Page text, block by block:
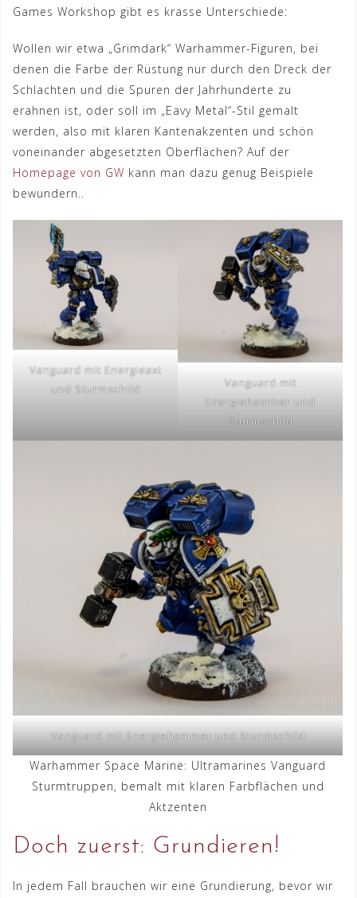
Games Workshop gibt es krasse Unterschiede:
Wollen wir etwa „Grimdark“ Warhammer-Figuren, bei
denen die Farbe der Rüstung nur durch den Dreck der
Schlachten und die Spuren der Jahrhunderte zu
erahnen ist, oder soll im „Eavy Metal“-Stil gemalt
werden, also mit klaren Kantenakzenten und schön
voneinander abgesetzten Oberflächen? Auf der
Homepage von GW kann man dazu genug Beispiele
bewundern..
Vanguard mit Energieaxt
und Sturmschild
Vanguard mit
Energiehammer und
Sturmschild
Vanguard mit Energiehammer und Sturmschild
Warhammer Space Marine: Ultramarines Vanguard
Sturmtruppen, bemalt mit klaren Farbflächen und
Aktzenten
Doch zuerst: Grundieren!
In jedem Fall brauchen wir eine Grundierung, bevor wir